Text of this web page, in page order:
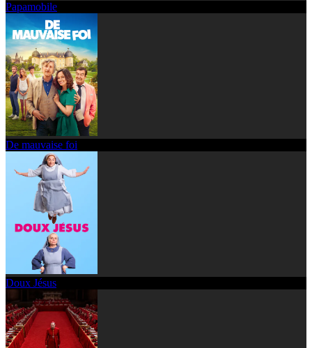
Papamobile
De mauvaise foi
Doux Jésus